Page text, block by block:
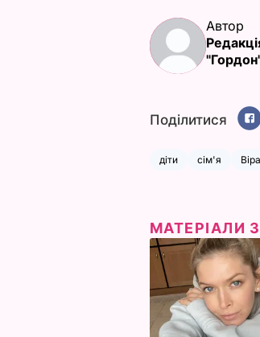
Автор
Поділитися
діти сім'я
МАТЕРІАЛИ